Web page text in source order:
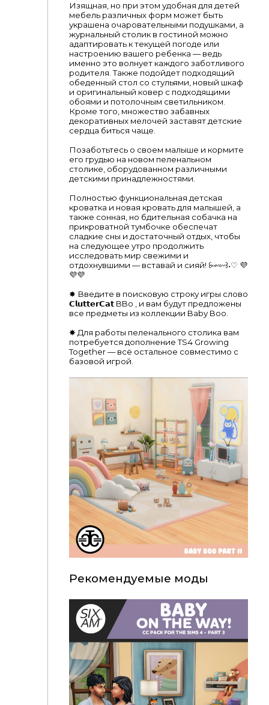
Изящная, но при этом удобная для детей
мебель различных форм может быть
украшена очаровательными подушками, а
журнальный столик в гостиной можно
адаптировать к текущей погоде или
настроению вашего ребенка — ведь
именно это волнует каждого заботливого
родителя. Также подойдет подходящий
обеденный стол со стульями, новый шкаф
и оригинальный ковер с подходящими
обоями и потолочным светильником.
Кроме того, множество забавных
декоративных мелочей заставят детские
сердца биться чаще.
Позаботьтесь о своем малыше и кормите
его грудью на новом пеленальном
столике, оборудованном различными
детскими принадлежностями.
Полностью функциональная детская
кроватка и новая кровать для малышей, а
также сонная, но бдительная собачка на
прикроватной тумбочке обеспечат
сладкие сны и достаточный отдых, чтобы
на следующее утро продолжить
исследовать мир свежими и
отдохнувшими — вставай и сияй! ꒰⑅ᵕ༚ᵕ꒱˖♡ 💜
💜💜
✸ Введите в поисковую строку игры слово
𝗖𝗹𝘂𝘁𝘁𝗲𝗿𝗖𝗮𝘁 BBo , и вам будут предложены
все предметы из коллекции Baby Boo.
✸ Для работы пеленального столика вам
потребуется дополнение TS4 Growing
Together — всё остальное совместимо с
базовой игрой.
Рекомендуемые моды